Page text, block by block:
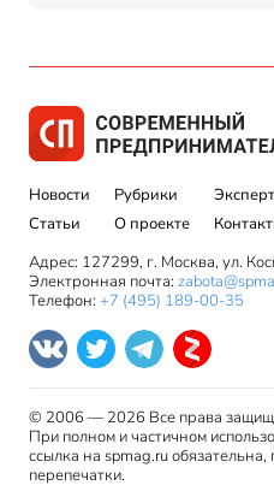
Новости
Статьи
Рубрики
О проекте
Адрес: 127299, г. Москва, ул.
Электронная почта:
Телефон: +7 (495) 189-00-35
© 2006 — 2026 Все права
При полном и частичном
ссылка на spmag.ru
перепечатки.